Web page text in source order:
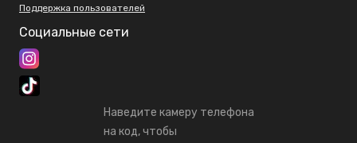
Поддержка пользователей
Социальные сети
Наведите камеру телефона
на код, чтобы